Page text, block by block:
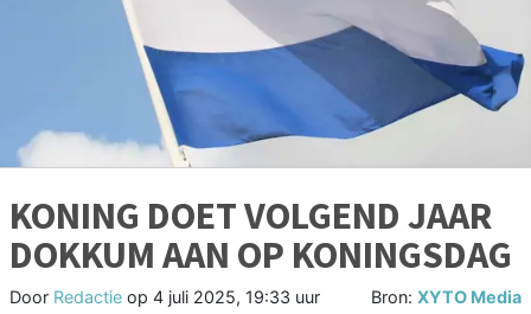
KONING DOET VOLGEND JAAR
DOKKUM AAN OP KONINGSDAG
Door Redactie op 4 juli 2025, 19:33 uur Bron: XYTO Media